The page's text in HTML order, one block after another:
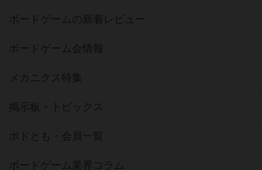
ボードゲームの新着レビュー
ボードゲーム会情報
メカニクス特集
掲示板・トピックス
ボドとも・会員一覧
ボードゲーム業界コラム